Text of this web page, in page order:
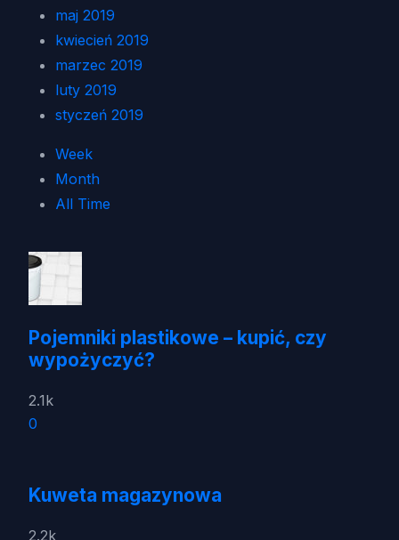
maj 2019
kwiecień 2019
marzec 2019
luty 2019
styczeń 2019
Week
Month
All Time
Pojemniki plastikowe – kupić, czy
wypożyczyć?
2.1k
0
Kuweta magazynowa
2.2k